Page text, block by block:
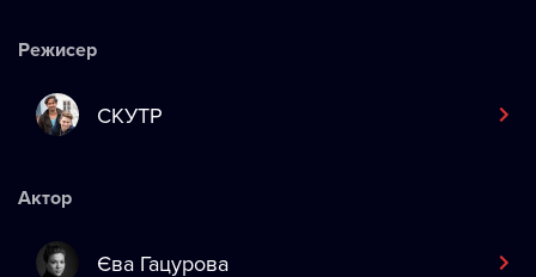
Режисер
СКУТР
Актор
Єва Гацурова